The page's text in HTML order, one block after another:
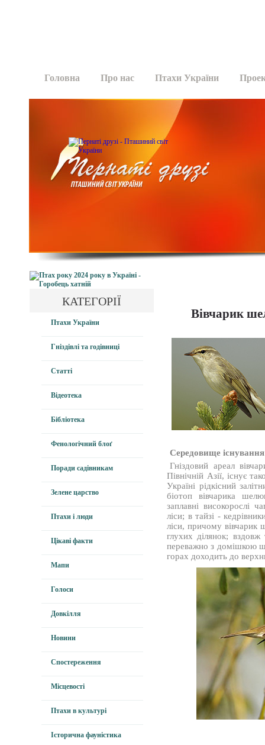
Головна Про нас Птахи України
КАТЕГОРІЇ
Птахи України
Гніздівлі та годівниці
Статті
Відеотека
Бібліотека
Фенологічний блоґ
Поради садівникам
Зелене царство
Птахи і люди
Цікаві факти
Мапи
Голоси
Довкілля
Новини
Спостереження
Місцевості
Птахи в культурі
Історична фауністика
Вівчарик
Середовище існування
Гніздовий ареал
Північній Азії, існує
Україні рідкісний
біотоп вівчарика
заплавні високорослі
ліси; в тайзі -
ліси, причому вівчарик
глухих ділянок; вздовж
переважно з домішкою
горах доходить до